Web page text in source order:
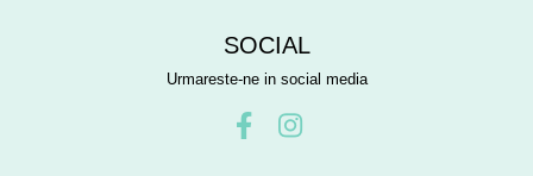
SOCIAL
Urmareste-ne in social media